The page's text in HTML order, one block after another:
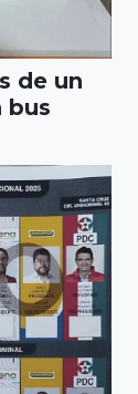
de un
bus